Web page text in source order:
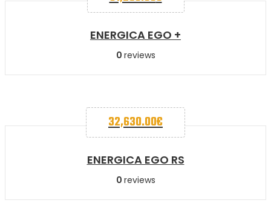
ENERGICA EGO +
0 reviews
32,630.00€
ENERGICA EGO RS
0 reviews